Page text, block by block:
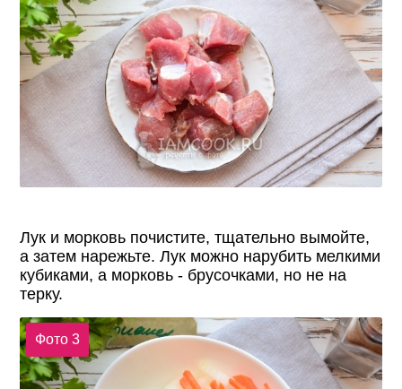
Лук и морковь почистите, тщательно вымойте,
а затем нарежьте. Лук можно нарубить мелкими
кубиками, а морковь - брусочками, но не на
терку.
Фото 3